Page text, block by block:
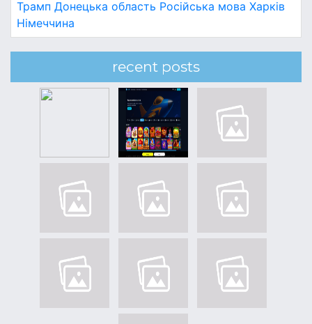
Трамп Донецька область Російська мова Харків
Німеччина
recent posts